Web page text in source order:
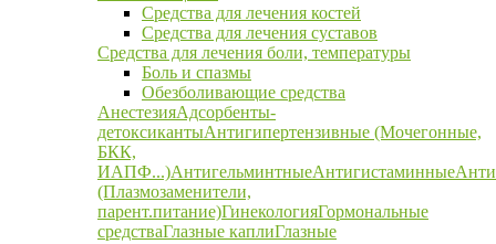
Средства для лечения костей
Средства для лечения суставов
Средства для лечения боли, температуры
Боль и спазмы
Обезболивающие средства
АнестезияАдсорбенты-
детоксикантыАнтигипертензивные (Мочегонные,
БКК,
ИАПФ...)АнтигельминтныеАнтигистаминные
(Плазмозаменители,
парент.питание)ГинекологияГормональные
средстваГлазные каплиГлазные